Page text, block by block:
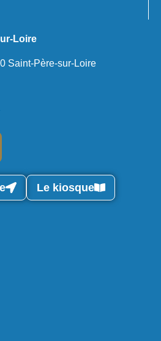
Loire
Saint-Père-sur-Loire
Le kiosque